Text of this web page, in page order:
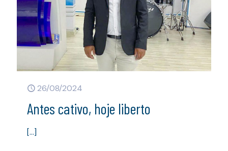
26/08/2024
Antes cativo, hoje liberto
[…]